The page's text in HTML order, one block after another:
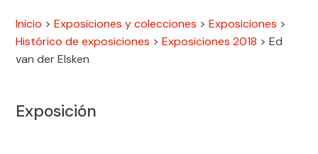
Inicio >Exposiciones y colecciones >Exposiciones >
Histórico de exposiciones >Exposiciones 2018 >Ed
van der Elsken
Exposición